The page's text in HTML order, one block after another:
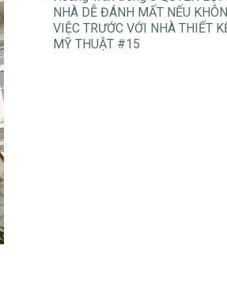
NHÀ DỄ ĐÁNH MẤT NẾU
VIỆC TRƯỚC VỚI NHÀ THIẾT
MỸ THUẬT #15